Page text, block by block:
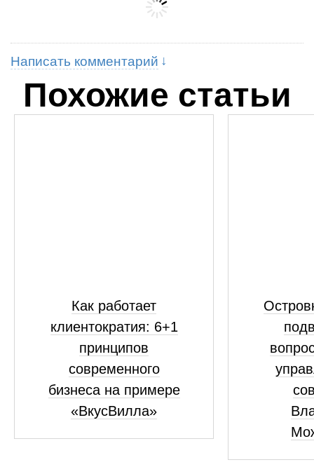
Написать комментарий
Похожие статьи
Как работает
клиентократия: 6+1
принципов
современного
бизнеса на примере
«ВкусВилла»